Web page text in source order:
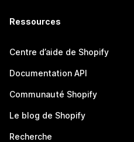
Ressources
Centre d’aide de Shopify
Documentation API
Communauté Shopify
Le blog de Shopify
Recherche